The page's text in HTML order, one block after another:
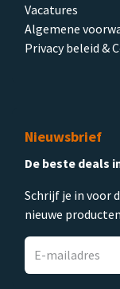
Vacatures
Algemene
Privacy beleid &
Nieuwsbrief
De beste deals
Schrijf je in voor
nieuwe